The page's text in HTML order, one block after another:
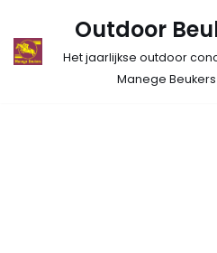
Ga
naar
Outdoor
Het jaarlijkse outdoor
Manege Beukers